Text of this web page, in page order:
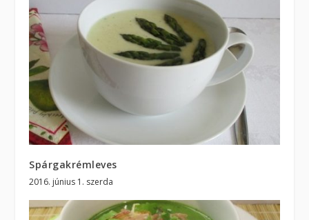
Spárgakrémleves
2016. június 1. szerda